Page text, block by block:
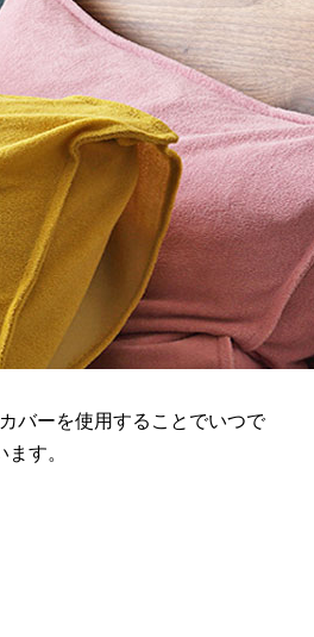
バーを使用することでいつで
す。